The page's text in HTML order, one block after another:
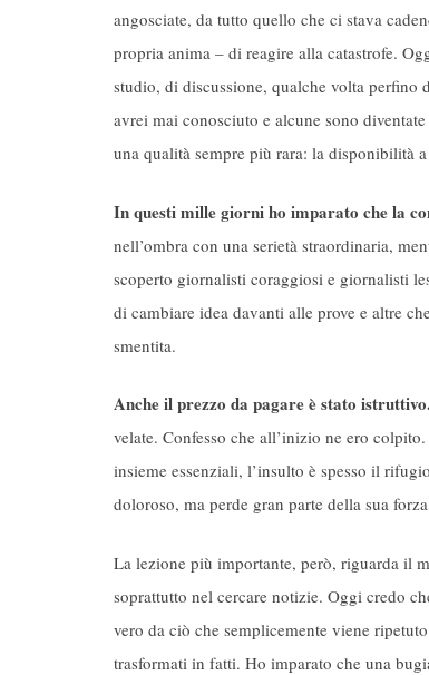
angosciate, da tutto quello che ci stava
propria anima – di reagire alla catastrofe.
studio, di discussione, qualche volta perfino
avrei mai conosciuto e alcune sono
una qualità sempre più rara: la disponibilità
In questi mille giorni ho imparato che la
nell’ombra con una serietà straordinaria,
scoperto giornalisti coraggiosi e giornalisti
di cambiare idea davanti alle prove e altre
smentita.
Anche il prezzo da pagare è stato istruttivo.
velate. Confesso che all’inizio ne ero
insieme essenziali, l’insulto è spesso il
doloroso, ma perde gran parte della sua
La lezione più importante, però, riguarda il
soprattutto nel cercare notizie. Oggi credo
vero da ciò che semplicemente viene
trasformati in fatti. Ho imparato che una